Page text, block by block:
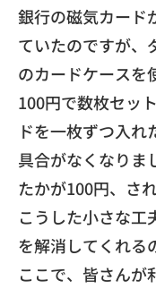
銀行の磁気カード
ていたのですが、
のカードケースを
100円で数枚セッ
ドを一枚ずつ入れ
具合がなくなりま
たかが100円、さ
こうした小さな工
を解消してくれる
ここで、皆さんが